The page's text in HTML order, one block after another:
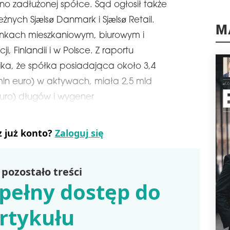
zadłużonej spółce. Sąd ogłosił także
Sjælsø Danmark i Sjælsø Retail.
mieszkaniowym, biurowym i
Finlandii i w Polsce. Z raportu
że spółka posiadająca około 3,4
euro) w aktywach, miała 2,5 mld
długów i wygener
już konto? Zaloguj się
pozostało treści
dostęp do
mln
schedule